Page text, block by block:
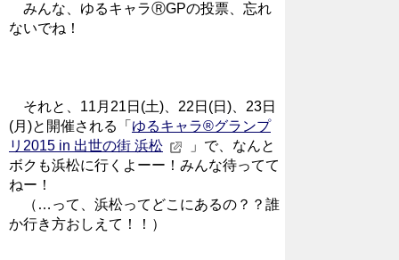
みんな、ゆるキャラⓇGPの投票、忘れ
ないでね！
それと、11月21日(土)、22日(日)、23日
(月)と開催される「 ゆるキャラ®グランプ
リ2015 in 出世の街 浜松
」で、なんと
ボクも浜松に行くよーー！みんな待ってて
ねー！
（…って、浜松ってどこにあるの？？誰
か行き方おしえて！！）